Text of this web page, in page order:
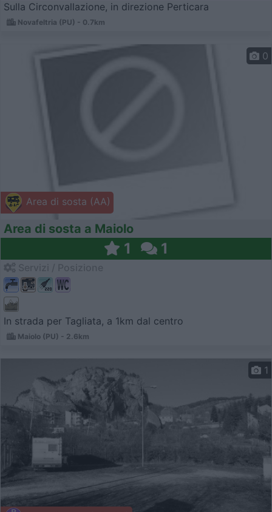
Sulla Circonvallazione, in direzione Perticara
Novafeltria (PU) - 0.7km
Area di sosta (AA)
0
Area di sosta a Maiolo
1 1
In strada per Tagliata, a 1km dal centro
Maiolo (PU) - 2.6km
1